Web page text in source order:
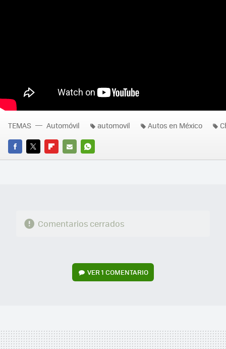
FACEBOOK
TWITTERFLIPBOARD
E-
WHATSAPP
TEMAS Automóvil automovil Autos en México
Comentarios cerrados
VER1 COMENTARIO